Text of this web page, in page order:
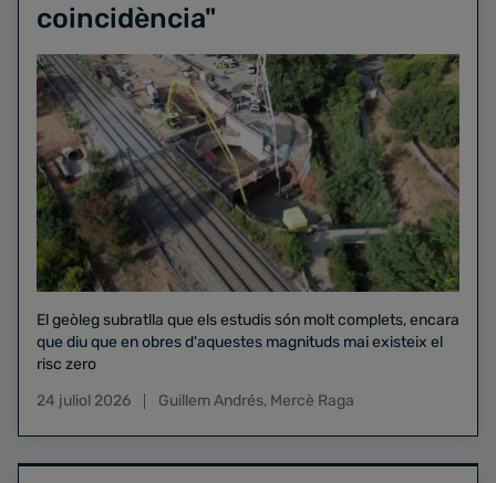
coincidència"
El geòleg subratlla que els estudis són molt complets, encara
que diu que en obres d'aquestes magnituds mai existeix el
risc zero
24 juliol 2026
Guillem Andrés, Mercè Raga